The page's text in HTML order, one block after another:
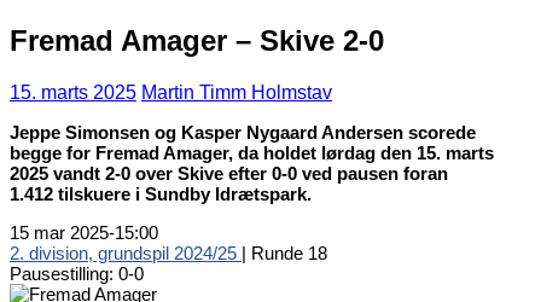
Fremad Amager – Skive 2-0
15. marts 2025 Martin Timm Holmstav
Jeppe Simonsen og Kasper Nygaard Andersen scorede
begge for Fremad Amager, da holdet lørdag den 15. marts
2025 vandt 2-0 over Skive efter 0-0 ved pausen foran
1.412 tilskuere i Sundby Idrætspark.
15 mar 2025-15:00
2. division, grundspil 2024/25 | Runde 18
Pausestilling: 0-0